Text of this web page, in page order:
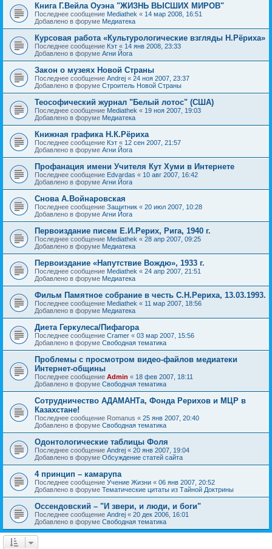
Книга Г.Вейла Оуэна "ЖИЗНЬ ВЫСШИХ МИРОВ"
Последнее сообщение Mediathek « 14 мар 2008, 16:51
Добавлено в форуме Медиатека
Курсовая работа «Культурологические взгляды Н.Рёриха»
Последнее сообщение Кэт « 14 янв 2008, 23:33
Добавлено в форуме Агни Йога
Закон о музеях Новой Страны
Последнее сообщение Andrej « 24 ноя 2007, 23:37
Добавлено в форуме Строитель Новой Страны
Теософический журнал "Белый лотос" (США)
Последнее сообщение Mediathek « 19 ноя 2007, 19:03
Добавлено в форуме Медиатека
Книжная графика Н.К.Рёриха
Последнее сообщение Кэт « 12 сен 2007, 21:57
Добавлено в форуме Агни Йога
Профанация имени Учителя Кут Хуми в Интернете
Последнее сообщение Edvardas « 10 авг 2007, 16:42
Добавлено в форуме Агни Йога
Снова А.Войнаровская
Последнее сообщение Защитник « 20 июл 2007, 10:28
Добавлено в форуме Агни Йога
Первоиздание писем Е.И.Рерих, Рига, 1940 г.
Последнее сообщение Mediathek « 28 апр 2007, 09:25
Добавлено в форуме Медиатека
Первоиздание «Напутствие Вождю», 1933 г.
Последнее сообщение Mediathek « 24 апр 2007, 21:51
Добавлено в форуме Медиатека
Фильм Памятное собрание в честь С.Н.Рериха, 13.03.1993.
Последнее сообщение Mediathek « 11 мар 2007, 18:56
Добавлено в форуме Медиатека
Диета Геркулеса/Пифагора
Последнее сообщение Cramer « 03 мар 2007, 15:56
Добавлено в форуме Свободная тематика
Проблемы с просмотром видео-файлов медиатеки
Интернет-общины
Последнее сообщение Admin « 18 фев 2007, 18:11
Добавлено в форуме Свободная тематика
Сотрудничество АДАМАНТа, Фонда Рерихов и МЦР в
Казахстане!
Последнее сообщение Romanus « 25 янв 2007, 20:40
Добавлено в форуме Свободная тематика
Одонтологические таблицы Фоля
Последнее сообщение Andrej « 20 янв 2007, 19:04
Добавлено в форуме Обсуждение статей сайта
4 принцип – камарупа
Последнее сообщение Учение Жизни « 06 янв 2007, 20:52
Добавлено в форуме Тематические цитаты из Тайной Доктрины
Оссендовский – "И звери, и люди, и боги"
Последнее сообщение Andrej « 20 дек 2006, 16:01
Добавлено в форуме Свободная тематика